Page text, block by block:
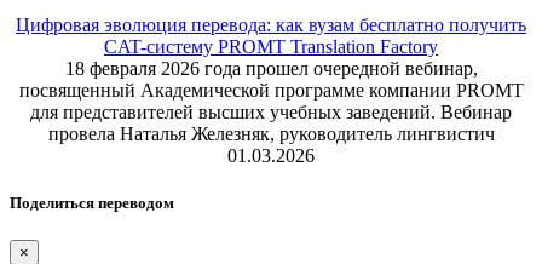
Цифровая эволюция перевода: как вузам бесплатно получить
CAT-систему PROMT Translation Factory
18 февраля 2026 года прошел очередной вебинар,
посвященный Академической программе компании PROMT
для представителей высших учебных заведений. Вебинар
провела Наталья Железняк, руководитель лингвистич
01.03.2026
Поделиться переводом
×